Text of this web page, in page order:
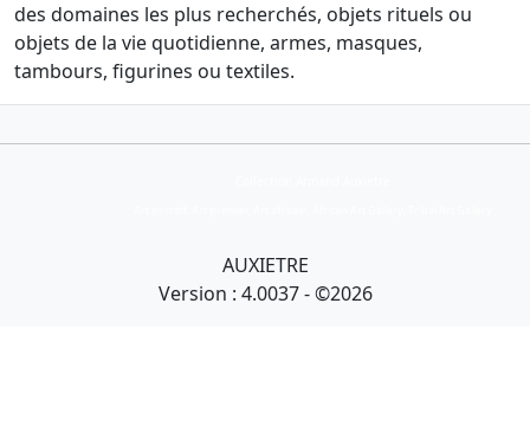
des domaines les plus recherchés, objets rituels ou
objets de la vie quotidienne, armes, masques,
tambours, figurines ou textiles.
AUXIETRE
Version : 4.0037 - ©2026